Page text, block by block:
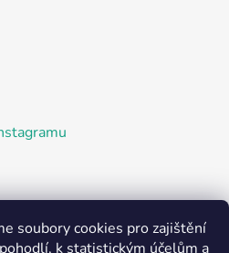
soubory cookies pro zajištění
k statistickým účelům a